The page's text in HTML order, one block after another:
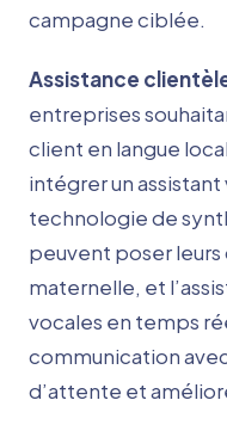
campagne ciblée.
Assistance
entreprises
client en langue
intégrer un
technologie de
peuvent poser leurs
maternelle, et
vocales en temps
communication
d’attente et